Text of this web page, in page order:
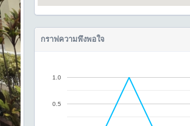
กราฟความพึงพอใจ
0.5
1.0